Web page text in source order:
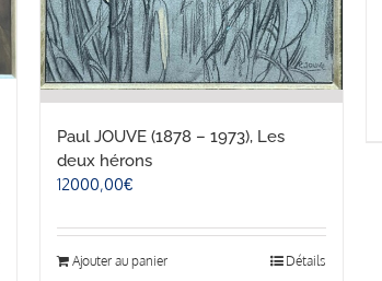
Paul JOUVE (1878 – 1973), Les
deux hérons
12000,00€
Ajouter au panier
Détails